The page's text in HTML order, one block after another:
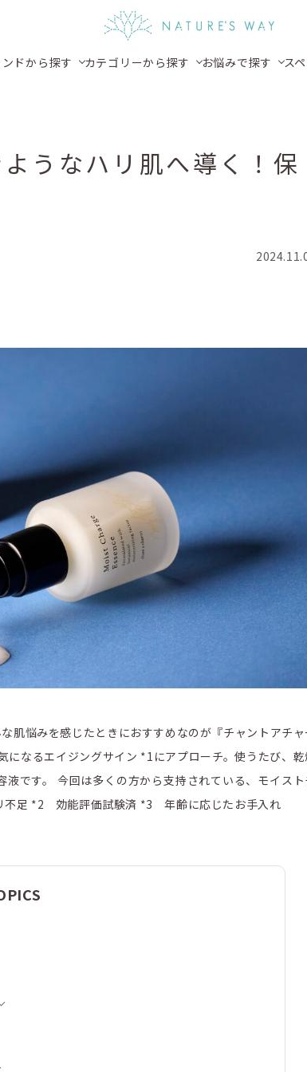
ドから探す カテゴリーから探す お悩みで探す ス
うなハリ肌へ導く！保
肌悩みを感じたときにおすすめなのが『チャントアチャ
なるエイジングサイン *1にアプローチ。使うたび、乾
です。 今回は多くの方から支持されている、モイスト
不足 *2 効能評価試験済 *3 年齢に応じたお手入れ